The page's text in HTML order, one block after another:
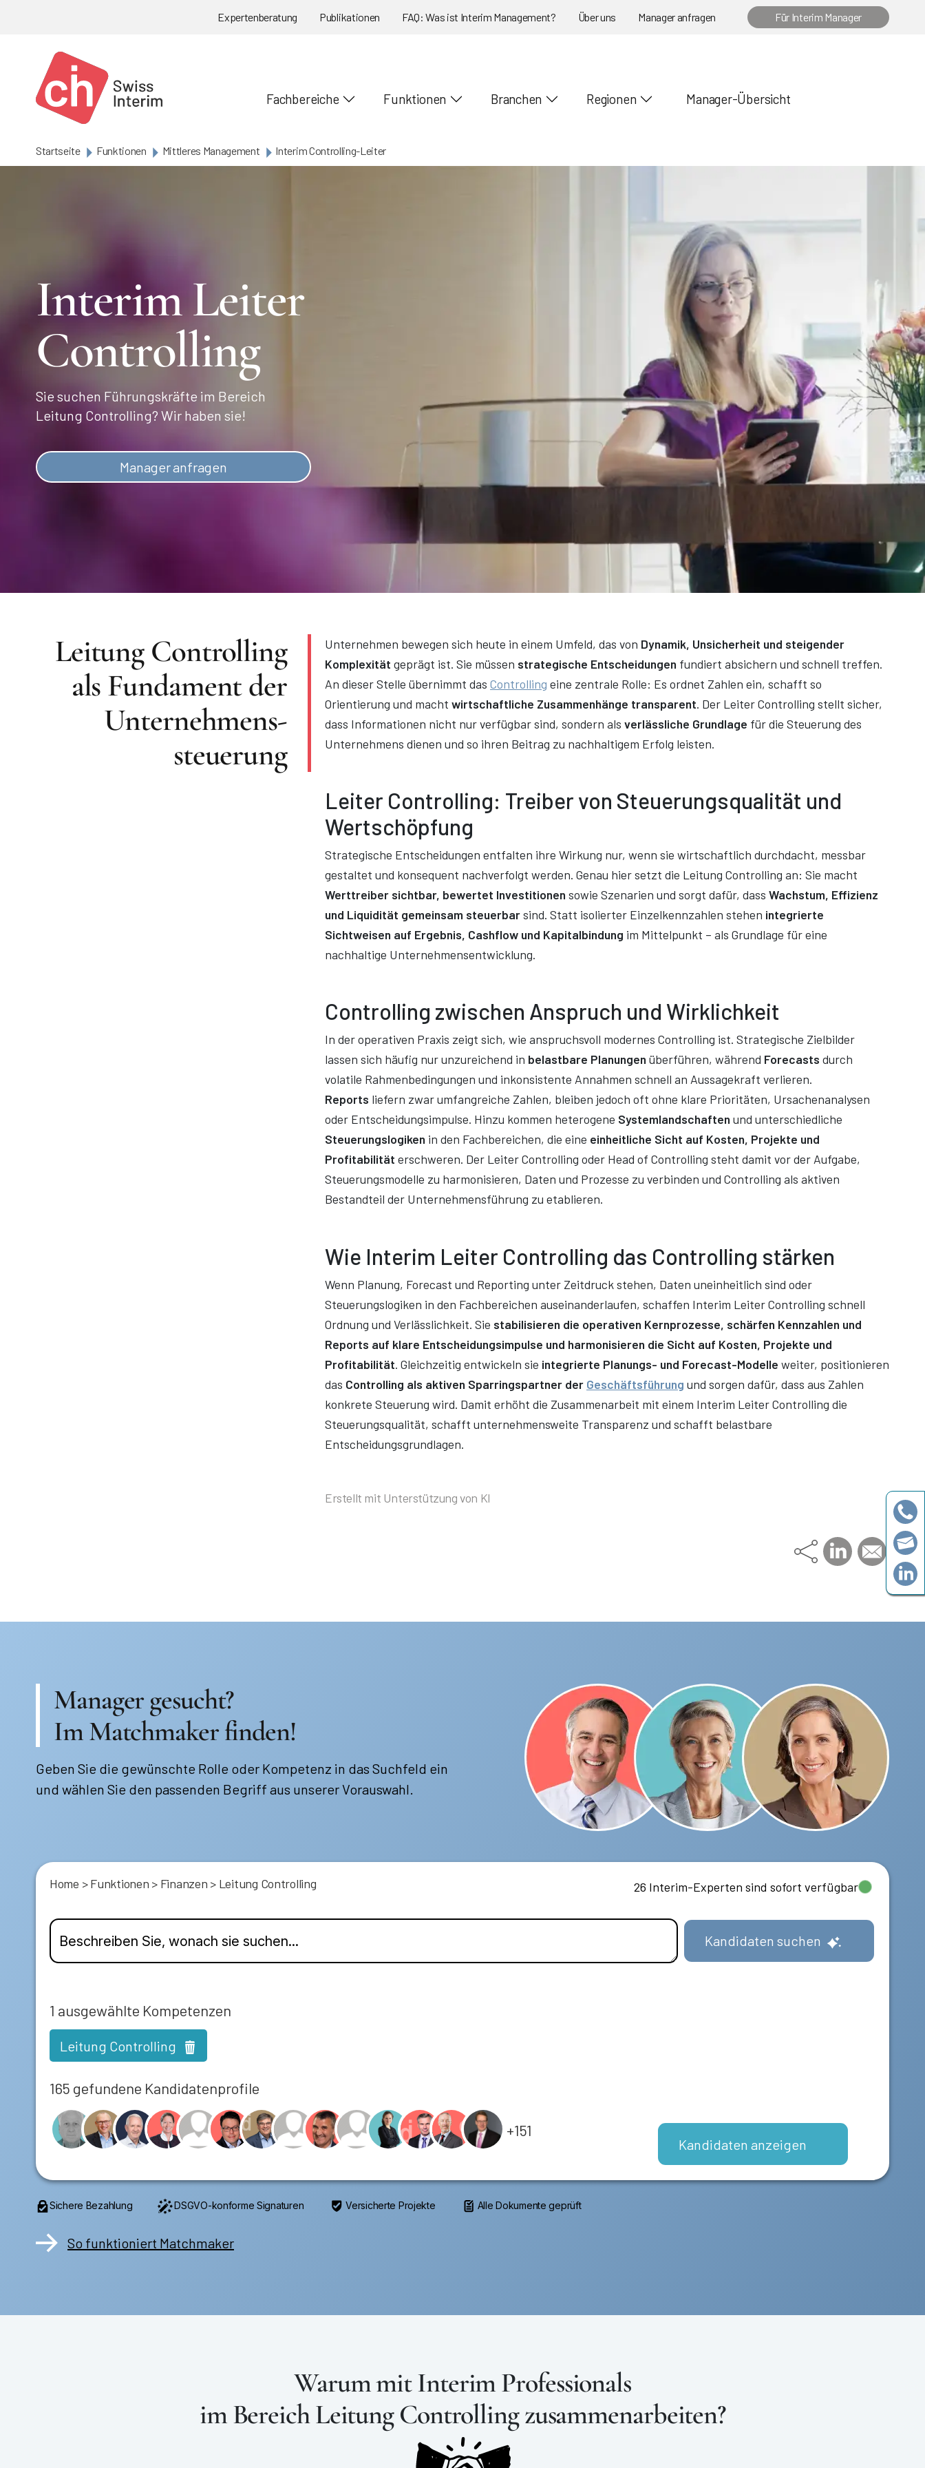
Expertenberatung Publikationen FAQ: Was ist Interim Management? Über uns Manager anfragen Für Interim Manager
Fachbereiche Funktionen Branchen Regionen Manager-Übersicht
Startseite Funktionen Mittleres Management Interim Controlling-Leiter
Interim Leiter
Controlling
Sie suchen Führungskräfte im Bereich
Leitung Controlling? Wir haben sie!
Manager anfragen
Leitung Controlling
als Fundament der
Unternehmens-
steuerung
Unternehmen bewegen sich heute in einem Umfeld, das von Dynamik, Unsicherheit und steigender
Komplexität geprägt ist. Sie müssen strategische Entscheidungen fundiert absichern und schnell treffen.
An dieser Stelle übernimmt das Controlling eine zentrale Rolle: Es ordnet Zahlen ein, schafft so
Orientierung und macht wirtschaftliche Zusammenhänge transparent. Der Leiter Controlling stellt sicher,
dass Informationen nicht nur verfügbar sind, sondern als verlässliche Grundlage für die Steuerung des
Unternehmens dienen und so ihren Beitrag zu nachhaltigem Erfolg leisten.
Leiter Controlling: Treiber von Steuerungsqualität und
Wertschöpfung
Strategische Entscheidungen entfalten ihre Wirkung nur, wenn sie wirtschaftlich durchdacht, messbar
gestaltet und konsequent nachverfolgt werden. Genau hier setzt die Leitung Controlling an: Sie macht
Werttreiber sichtbar, bewertet Investitionen sowie Szenarien und sorgt dafür, dass Wachstum, Effizienz
und Liquidität gemeinsam steuerbarsind. Statt isolierter Einzelkennzahlen stehen integrierte
Sichtweisen auf Ergebnis, Cashflow und Kapitalbindung im Mittelpunkt – als Grundlage für eine
nachhaltige Unternehmensentwicklung.
Controlling zwischen Anspruch und Wirklichkeit
In der operativen Praxis zeigt sich, wie anspruchsvoll modernes Controlling ist. Strategische Zielbilder
lassen sich häufig nur unzureichend in belastbare Planungen überführen, während Forecasts durch
volatile Rahmenbedingungen und inkonsistente Annahmen schnell an Aussagekraft verlieren.
Reports liefern zwar umfangreiche Zahlen, bleiben jedoch oft ohne klare Prioritäten, Ursachenanalysen
oder Entscheidungsimpulse. Hinzu kommen heterogene Systemlandschaften und unterschiedliche
Steuerungslogiken in den Fachbereichen, die eine einheitliche Sicht auf Kosten, Projekte und
Profitabilität erschweren. Der Leiter Controlling oder Head of Controlling steht damit vor der Aufgabe,
Steuerungsmodelle zu harmonisieren, Daten und Prozesse zu verbinden und Controlling als aktiven
Bestandteil der Unternehmensführung zu etablieren.
Wie Interim Leiter Controlling das Controlling stärken
Wenn Planung, Forecast und Reporting unter Zeitdruck stehen, Daten uneinheitlich sind oder
Steuerungslogiken in den Fachbereichen auseinanderlaufen, schaffen Interim Leiter Controlling schnell
Ordnung und Verlässlichkeit. Sie stabilisieren die operativen Kernprozesse, schärfen Kennzahlen und
Reports auf klare Entscheidungsimpulse und harmonisieren die Sicht auf Kosten, Projekte und
Profitabilität. Gleichzeitig entwickeln sie integrierte Planungs- und Forecast-Modelle weiter, positionieren
das Controlling als aktiven Sparringspartner der Geschäftsführung und sorgen dafür, dass aus Zahlen
konkrete Steuerung wird. Damit erhöht die Zusammenarbeit mit einem Interim Leiter Controlling die
Steuerungsqualität, schafft unternehmensweite Transparenz und schafft belastbare
Entscheidungsgrundlagen.
Erstellt mit Unterstützung von KI
Manager gesucht?
Im Matchmaker finden!
Geben Sie die gewünschte Rolle oder Kompetenz in das Suchfeld ein
und wählen Sie den passenden Begriff aus unserer Vorauswahl.
26 Interim-Experten sind sofort verfügbar
Home >Funktionen > Finanzen > Leitung Controlling
Kandidaten suchen
1 ausgewählte Kompetenzen
Leitung Controlling
165 gefundene Kandidatenprofile
+151
Kandidaten anzeigen
Sichere Bezahlung DSGVO-konforme Signaturen Versicherte Projekte Alle Dokumente geprüft
So funktioniert Matchmaker
Warum mit Interim Professionals
im Bereich Leitung Controlling zusammenarbeiten?